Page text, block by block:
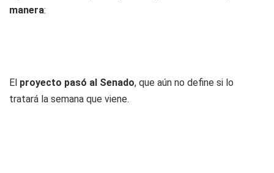
manera:
El proyecto pasó al Senado, que aún no define si lo
tratará la semana que viene.